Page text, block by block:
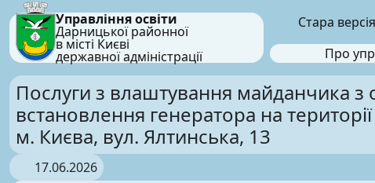
Управління освіти
Дарницької районної
в місті Києві
державної адміністрації
Стара
Про
Послуги з влаштування майданчика з
встановлення генератора на
м. Києва, вул. Ялтинська, 13
17.06.2026